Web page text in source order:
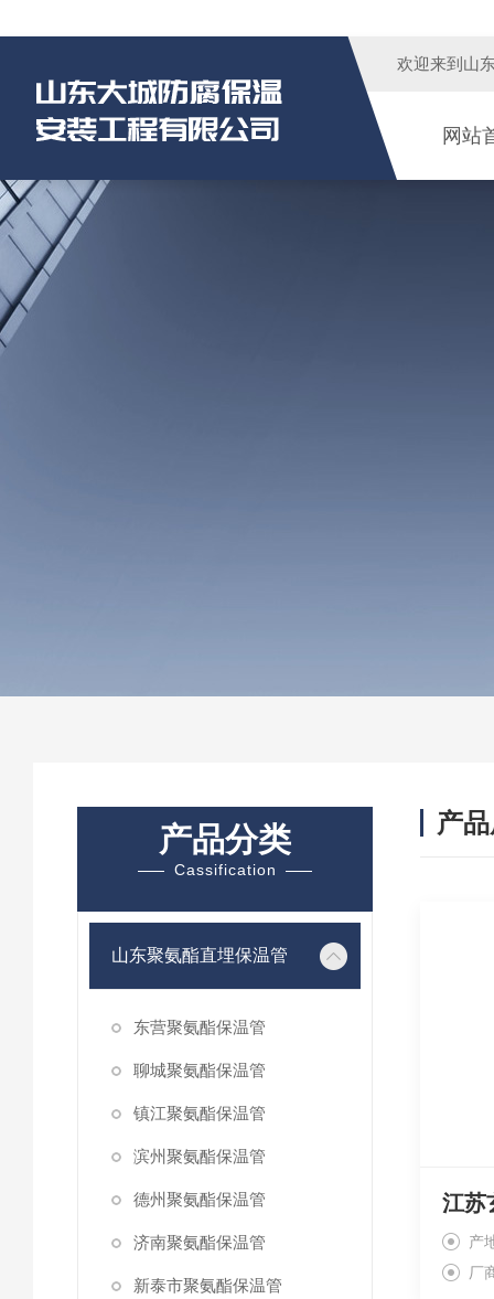
欢迎来到 山
网站
产品分类
Cassification
山东聚氨酯直埋保温管
东营聚氨酯保温管
聊城聚氨酯保温管
镇江聚氨酯保温管
滨州聚氨酯保温管
德州聚氨酯保温管
济南聚氨酯保温管
新泰市聚氨酯保温管
产
江苏
产
厂